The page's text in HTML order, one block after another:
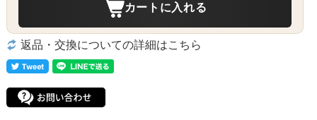
カートに入れる
返品・交換についての詳細はこちら